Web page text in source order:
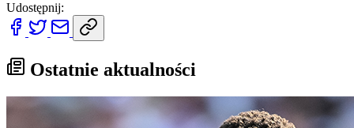
Udostępnij:
Ostatnie aktualności